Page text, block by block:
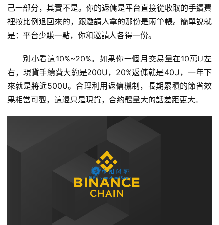
己一部分，其實不是。你的返傭是平台直接從收取的手續費
裡按比例退回來的，跟邀請人拿的那份是兩筆帳。簡單說就
是：平台少賺一點，你和邀請人各得一份。
別小看這10%~20%。如果你一個月交易量在10萬U左
右，現貨手續費大約是200U，20%返傭就是40U，一年下
來就是將近500U。合理利用返傭機制，長期累積的節省效
果相當可觀，這還只是現貨，合約體量大的話差距更大。